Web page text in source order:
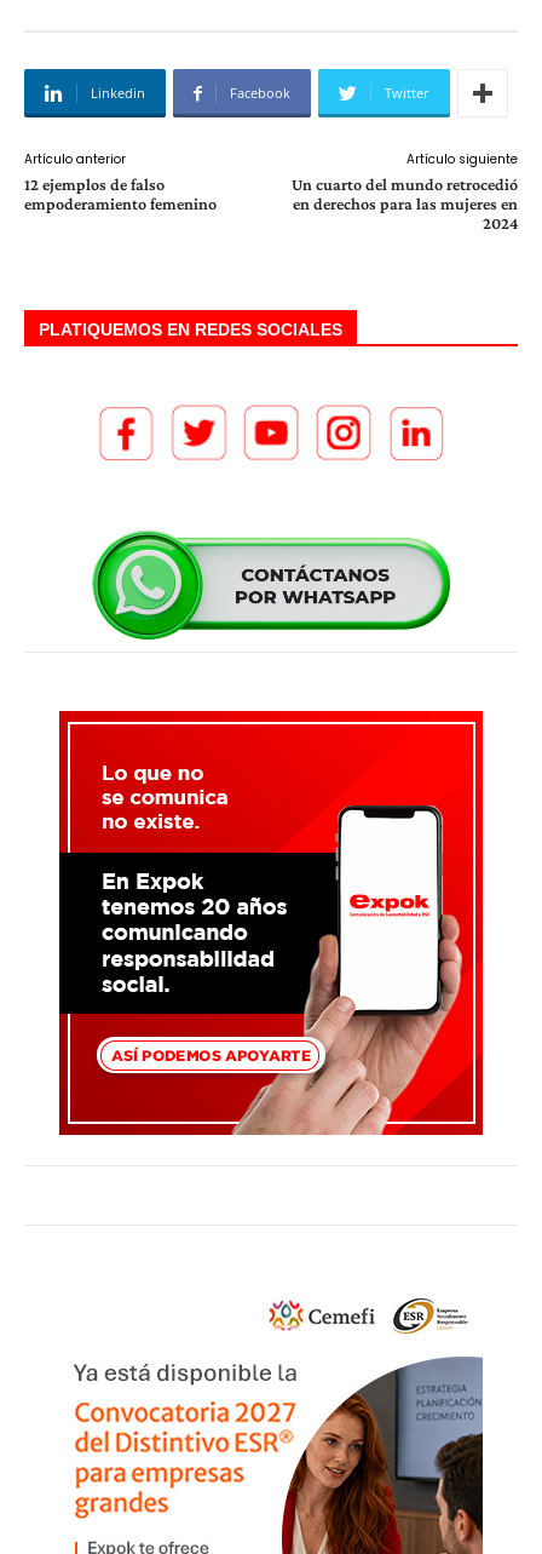
Linkedin Facebook Twitter
Artículo anterior
12 ejemplos de falso
empoderamiento femenino
Artículo siguiente
Un cuarto del mundo retrocedió
en derechos para las mujeres en
2024
PLATIQUEMOS EN REDES SOCIALES